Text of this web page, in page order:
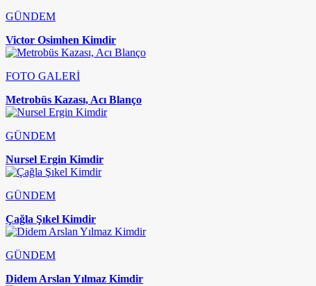
GÜNDEM
Victor Osimhen Kimdir
FOTO GALERİ
Metrobüs Kazası, Acı Blanço
GÜNDEM
Nursel Ergin Kimdir
GÜNDEM
Çağla Şıkel Kimdir
GÜNDEM
Didem Arslan Yılmaz Kimdir